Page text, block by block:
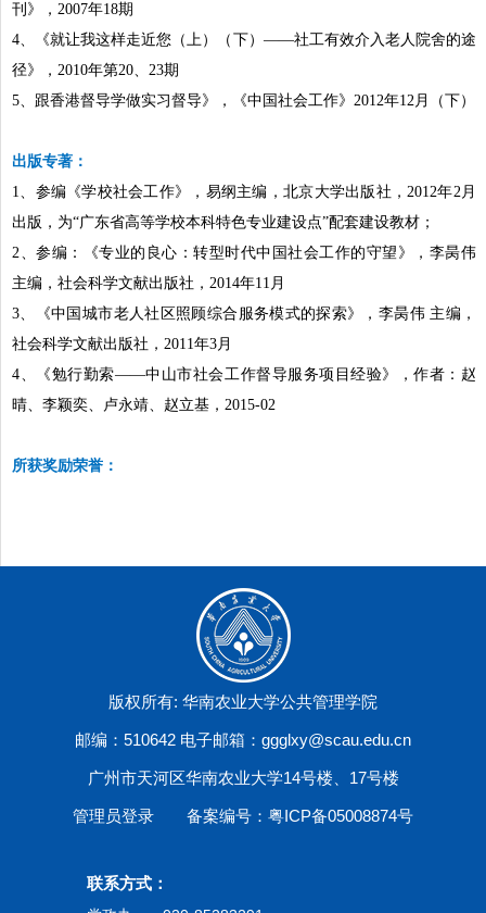
刊》，2007年18期
4、《就让我这样走近您（上）（下）——社工有效介入老人院舍的途
径》，2010年第20、23期
5、跟香港督导学做实习督导》，《中国社会工作》2012年12月（下）
出版专著：
1、参编《学校社会工作》，易纲主编，北京大学出版社，2012年2月
出版，为“广东省高等学校本科特色专业建设点”配套建设教材；
2、参编：《专业的良心：转型时代中国社会工作的守望》，李昺伟
主编，社会科学文献出版社，2014年11月
3、《中国城市老人社区照顾综合服务模式的探索》，李昺伟 主编，
社会科学文献出版社，2011年3月
4、《勉行勤索——中山市社会工作督导服务项目经验》，作者：赵
晴、李颖奕、卢永靖、赵立基，2015-02
所获奖励荣誉：
版权所有: 华南农业大学公共管理学院
邮编：510642 电子邮箱：ggglxy@scau.edu.cn
广州市天河区华南农业大学14号楼、17号楼
管理员登录 备案编号：粤ICP备05008874号
联系方式：